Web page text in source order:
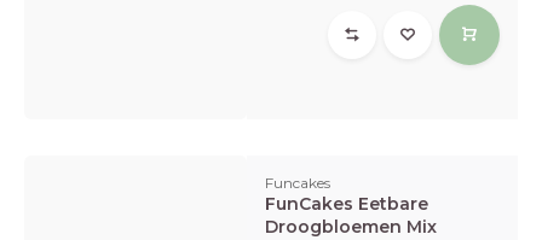
Funcakes
FunCakes Eetbare
Droogbloemen Mix